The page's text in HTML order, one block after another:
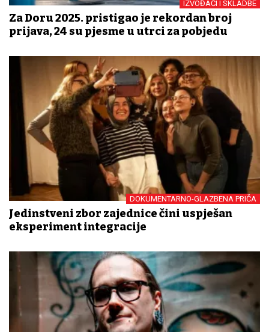
IZVOĐAČI I SKLADBE
Za Doru 2025. pristigao je rekordan broj
prijava, 24 su pjesme u utrci za pobjedu
DOKUMENTARNO-GLAZBENA PRIČA
Jedinstveni zbor zajednice čini uspješan
eksperiment integracije